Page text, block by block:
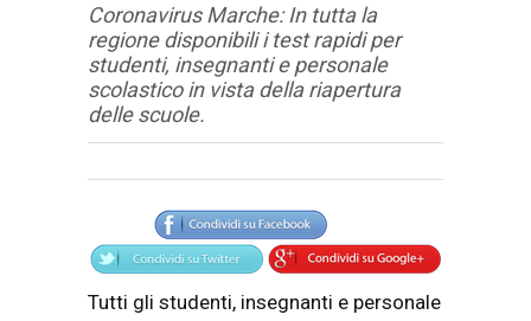
Coronavirus Marche: In tutta la
regione disponibili i test rapidi per
studenti, insegnanti e personale
scolastico in vista della riapertura
delle scuole.
Articolo
Testo articolo principale
Tutti gli studenti, insegnanti e personale